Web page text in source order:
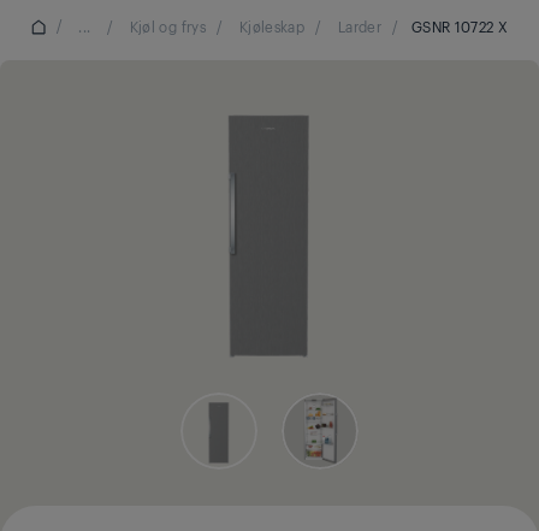
/ ... / Kjøl og frys / Kjøleskap / Larder / GSNR 10722 X